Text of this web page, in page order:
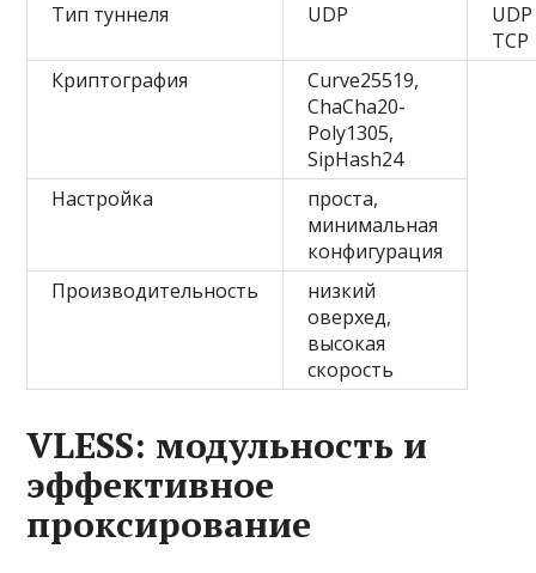
Тип туннеля
UDP
TCP
Криптография
Curve25519,
ChaCha20-
Poly1305,
SipHash24
Настройка
проста,
минимальная
конфигурация
Производительность
низкий
оверхед,
высокая
скорость
VLESS: модульность и
эффективное
проксирование